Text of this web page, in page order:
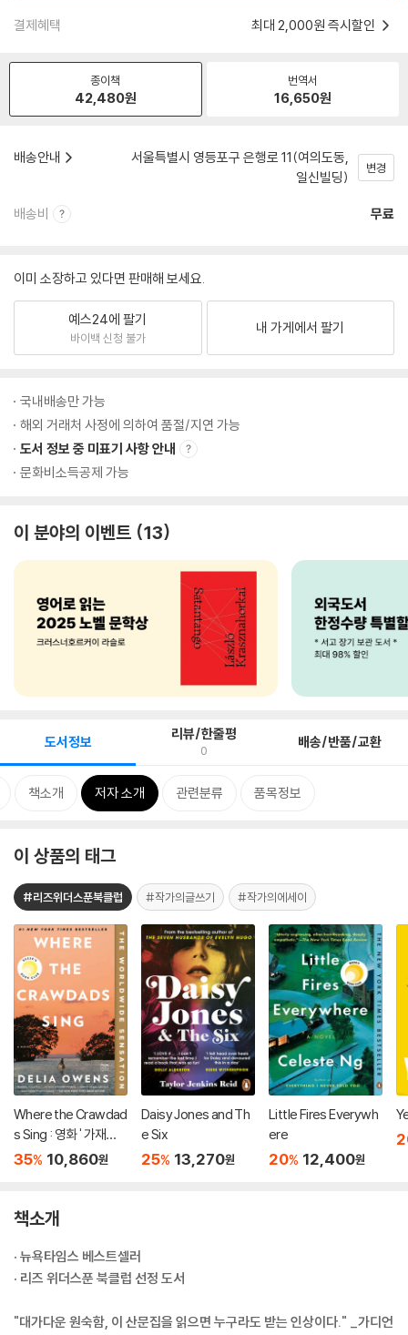
결제혜택 최대 2,000원 즉시할인
종이책
42,480원
번역서
16,650원
배송안내
서울특별시 영등포구 은행로 11(여의도동,
일신빌딩)
변경
배송비 무료
이미 소장하고 있다면 판매해 보세요.
예스24에 팔기
바이백 신청 불가
내 가게에서 팔기
국내배송만 가능
해외 거래처 사정에 의하여 품절/지연 가능
도서 정보 중 미표기 사항 안내
문화비소득공제 가능
이 분야의 이벤트 13
도서정보 리뷰/한줄평
0 배송/반품/교환
책소개 저자 소개 관련분류 품목정보
이 상품의 태그
#리즈위더스푼북클럽 #작가의글쓰기 #작가의에세이
Where the Crawdad
s Sing : 영화 ' 가재가
노래하는 곳' 원작 소설
35% 10,860원
Daisy Jones and Th
e Six
25% 13,270원
Little Fires Everywh
ere
20% 12,400원
책소개
· 뉴욕타임스 베스트셀러
· 리즈 위더스푼 북클럽 선정 도서
"대가다운 원숙함, 이 산문집을 읽으면 누구라도 받는 인상이다." _가디언